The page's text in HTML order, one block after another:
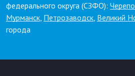
федерального округа (СЗФО):
Мурманск, Петрозаводск, Великий
города